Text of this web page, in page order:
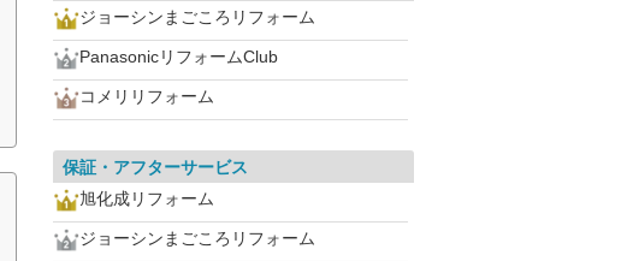
ジョーシンまごころリフォーム
PanasonicリフォームClub
コメリリフォーム
保証・アフターサービス
旭化成リフォーム
ジョーシンまごころリフォーム